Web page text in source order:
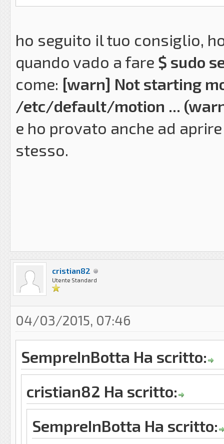
ho seguito il tuo consiglio,
quando vado a fare $ sudo
come: [warn] Not starting
/etc/default/motion ...
e ho provato anche ad
stesso.
cristian82
Utente Standard
04/03/2015, 07:46
SempreInBotta Ha scritto:
cristian82 Ha scritto:
SempreInBotta Ha scritto: